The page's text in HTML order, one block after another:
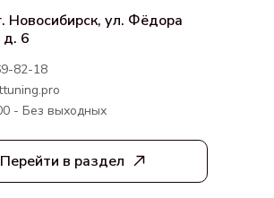
Перейти в раздел
Новосибирск, ул. Фёдора
д. 6
82-18
- Без выходных